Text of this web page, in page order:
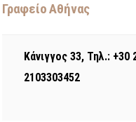
Γραφείο Αθήνας
Κάνιγγος 33, Τηλ.: +30
2103303452